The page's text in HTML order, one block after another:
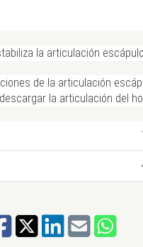
la articulación
de la articulación
la articulación del